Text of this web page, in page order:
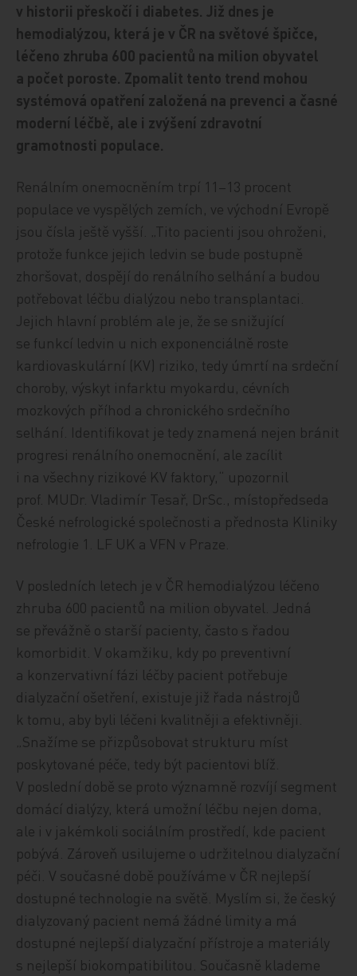
v historii přeskočí i diabetes. Již dnes je
hemodialýzou, která je v ČR na světové špičce,
léčeno zhruba 600 pacientů na milion obyvatel
a počet poroste. Zpomalit tento trend mohou
systémová opatření založená na prevenci a časné
moderní léčbě, ale i zvýšení zdravotní
gramotnosti populace.
Renálním onemocněním trpí 11–13 procent
populace ve vyspělých zemích, ve východní Evropě
jsou čísla ještě vyšší. „Tito pacienti jsou ohroženi,
protože funkce jejich ledvin se bude postupně
zhoršovat, dospějí do renálního selhání a budou
potřebovat léčbu dialýzou nebo transplantaci.
Jejich hlavní problém ale je, že se snižující
se funkcí ledvin u nich exponenciálně roste
kardiovaskulární (KV) riziko, tedy úmrtí na srdeční
choroby, výskyt infarktu myokardu, cévních
mozkových příhod a chronického srdečního
selhání. Identifikovat je tedy znamená nejen bránit
progresi renálního onemocnění, ale zacílit
i na všechny rizikové KV faktory,“ upozornil
prof. MUDr. Vladimír Tesař, DrSc., místopředseda
České nefrologické společnosti a přednosta Kliniky
nefrologie 1. LF UK a VFN v Praze.
V posledních letech je v ČR hemodialýzou léčeno
zhruba 600 pacientů na milion obyvatel. Jedná
se převážně o starší pacienty, často s řadou
komorbidit. V okamžiku, kdy po preventivní
a konzervativní fázi léčby pacient potřebuje
dialyzační ošetření, existuje již řada nástrojů
k tomu, aby byli léčeni kvalitněji a efektivněji.
„Snažíme se přizpůsobovat strukturu míst
poskytované péče, tedy být pacientovi blíž.
V poslední době se proto významně rozvíjí segment
domácí dialýzy, která umožní léčbu nejen doma,
ale i v jakémkoli sociálním prostředí, kde pacient
pobývá. Zároveň usilujeme o udržitelnou dialyzační
péči. V současné době používáme v ČR nejlepší
dostupné technologie na světě. Myslím si, že český
dialyzovaný pacient nemá žádné limity a má
dostupné nejlepší dialyzační přístroje a materiály
s nejlepší biokompatibilitou. Současně klademe